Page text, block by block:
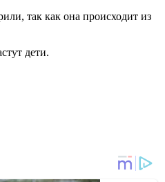
так как она происходит из
дети.